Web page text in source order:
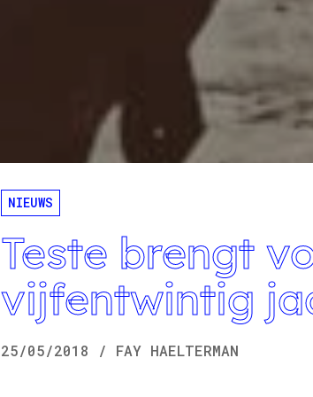
NIEUWS
Teste brengt
vijfentwintig
25/05/2018 / FAY HAELTERMAN